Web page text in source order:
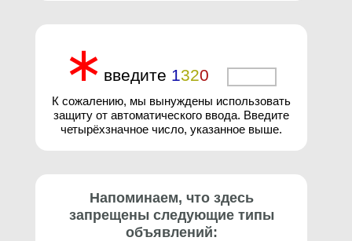
∗ введите 1320
К сожалению, мы вынуждены использовать
защиту от автоматического ввода. Введите
четырёхзначное число, указанное выше.
Напоминаем, что здесь
запрещены следующие типы
объявлений: